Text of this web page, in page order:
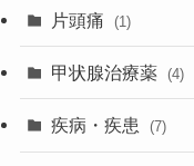
片頭痛 (1)
甲状腺治療薬 (4)
疾病・疾患 (7)